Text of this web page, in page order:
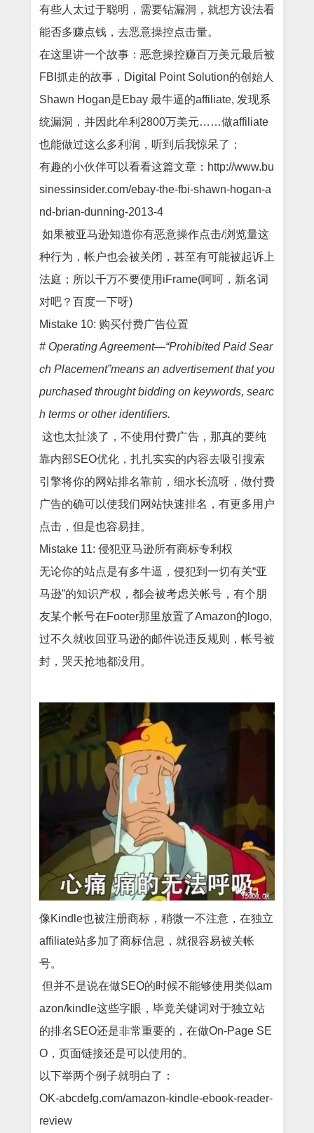
有些人太过于聪明，需要钻漏洞，就想方设法看
能否多赚点钱，去恶意操控点击量。
在这里讲一个故事：恶意操控赚百万美元最后被
FBI抓走的故事，Digital Point Solution的创始人
Shawn Hogan是Ebay 最牛逼的affiliate, 发现系
统漏洞，并因此牟利2800万美元……做affiliate
也能做过这么多利润，听到后我惊呆了；
有趣的小伙伴可以看看这篇文章：http://www.bu
sinessinsider.com/ebay-the-fbi-shawn-hogan-a
nd-brian-dunning-2013-4
如果被亚马逊知道你有恶意操作点击/浏览量这
种行为，帐户也会被关闭，甚至有可能被起诉上
法庭；所以千万不要使用iFrame(呵呵，新名词
对吧？百度一下呀)
Mistake 10: 购买付费广告位置
# Operating Agreement—“Prohibited Paid Sear
ch Placement”means an advertisement that you
purchased throught bidding on keywords, searc
h terms or other identifiers.
这也太扯淡了，不使用付费广告，那真的要纯
靠内部SEO优化，扎扎实实的内容去吸引搜索
引擎将你的网站排名靠前，细水长流呀，做付费
广告的确可以使我们网站快速排名，有更多用户
点击，但是也容易挂。
Mistake 11: 侵犯亚马逊所有商标专利权
无论你的站点是有多牛逼，侵犯到一切有关“亚
马逊”的知识产权，都会被考虑关帐号，有个朋
友某个帐号在Footer那里放置了Amazon的logo,
过不久就收回亚马逊的邮件说违反规则，帐号被
封，哭天抢地都没用。
像Kindle也被注册商标，稍微一不注意，在独立
affiliate站多加了商标信息，就很容易被关帐
号。
但并不是说在做SEO的时候不能够使用类似am
azon/kindle这些字眼，毕竟关键词对于独立站
的排名SEO还是非常重要的，在做On-Page SE
O，页面链接还是可以使用的。
以下举两个例子就明白了：
OK-abcdefg.com/amazon-kindle-ebook-reader-
review